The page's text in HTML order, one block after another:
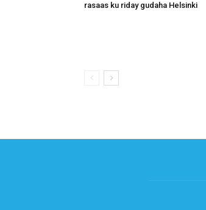
rasaas ku riday gudaha Helsinki